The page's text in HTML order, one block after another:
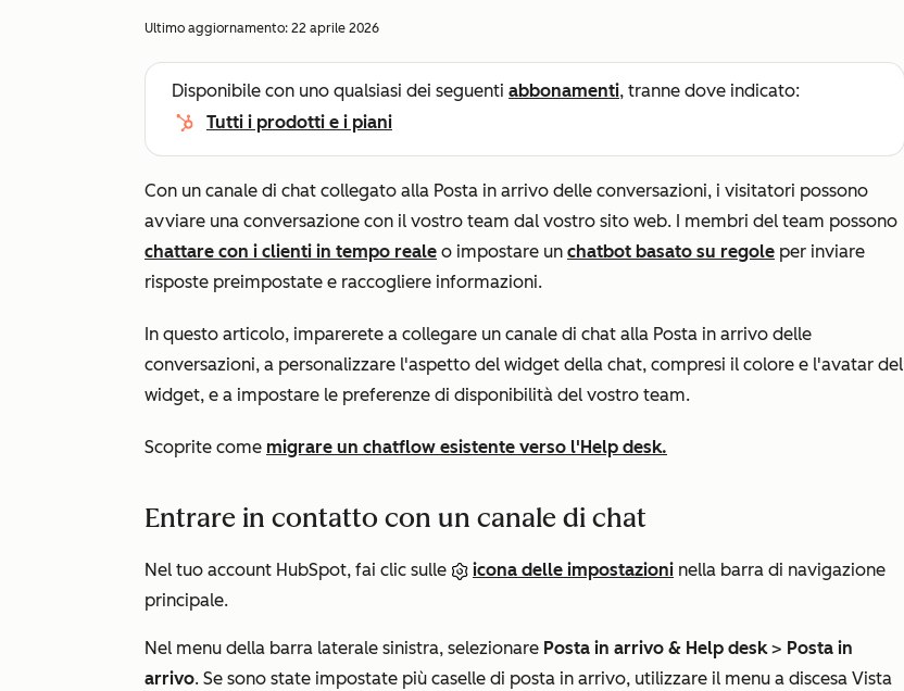
Ultimo aggiornamento: 22 aprile 2026
Disponibile con uno qualsiasi dei seguenti abbonamenti, tranne dove indicato:
Tutti i prodotti e i piani
Con un canale di chat collegato alla Posta in arrivo delle conversazioni, i visitatori possono
avviare una conversazione con il vostro team dal vostro sito web. I membri del team possono
chattare con i clienti in tempo reale o impostare un chatbot basato su regole per inviare
risposte preimpostate e raccogliere informazioni.
In questo articolo, imparerete a collegare un canale di chat alla Posta in arrivo delle
conversazioni, a personalizzare l'aspetto del widget della chat, compresi il colore e l'avatar del
widget, e a impostare le preferenze di disponibilità del vostro team.
Scoprite come migrare un chatflow esistente verso l'Help desk.
Entrare in contatto con un canale di chat
Nel tuo account HubSpot, fai clic sulle icona delle impostazioni nella barra di navigazione
principale.
Nel menu della barra laterale sinistra, selezionare Posta in arrivo & Help desk> Posta in
arrivo. Se sono state impostate più caselle di posta in arrivo, utilizzare il menu a discesa Vista